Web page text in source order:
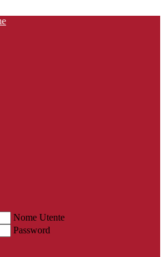
Nome Utente
Password